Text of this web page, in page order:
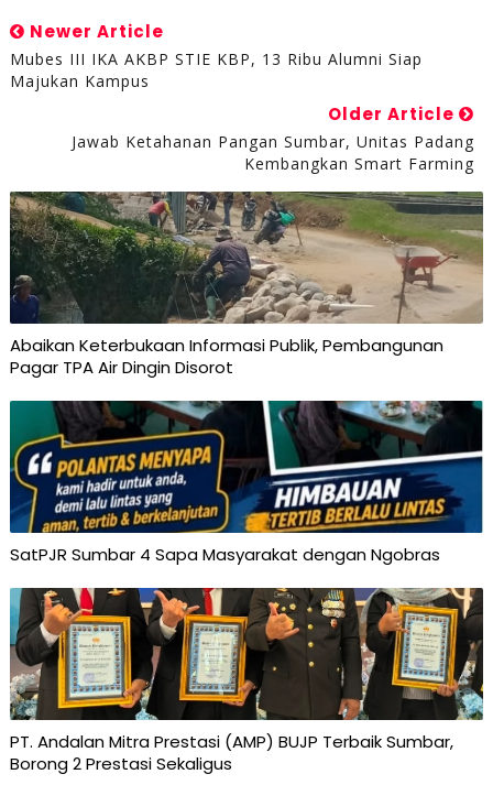
Newer Article
Mubes III IKA AKBP STIE KBP, 13 Ribu Alumni Siap
Majukan Kampus
Older Article
Jawab Ketahanan Pangan Sumbar, Unitas Padang
Kembangkan Smart Farming
Abaikan Keterbukaan Informasi Publik, Pembangunan
Pagar TPA Air Dingin Disorot
SatPJR Sumbar 4 Sapa Masyarakat dengan Ngobras
PT. Andalan Mitra Prestasi (AMP) BUJP Terbaik Sumbar,
Borong 2 Prestasi Sekaligus